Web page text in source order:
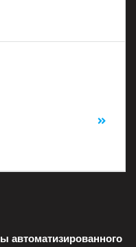
автоматизированного